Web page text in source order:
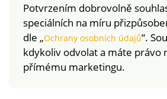
Potvrzením dobrovolně
speciálních na míru
dle „Ochrany osobních údajů“.
kdykoliv odvolat a máte právo
přímému marketingu.